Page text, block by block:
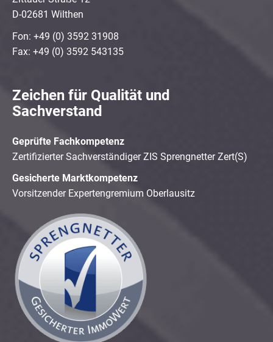
D-02681 Wilthen
Fon: +49 (0) 3592 31908
Fax: +49 (0) 3592 543135
Zeichen für Qualität und
Sachverstand
Geprüfte Fachkompetenz
Zertifizierter Sachverständiger ZIS Sprengnetter Zert(S)
Gesicherte Marktkompetenz
Vorsitzender Expertengremium Oberlausitz